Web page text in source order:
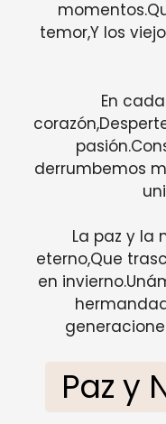
temor,Y los
En
derrumbemos
La paz y la
eterno,Que
en
Paz y